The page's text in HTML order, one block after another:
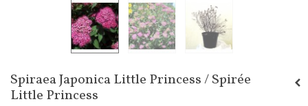
Spiraea Japonica Little Princess / Spirée
Little Princess